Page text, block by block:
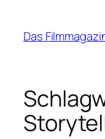
springen
Das